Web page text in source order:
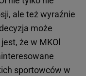
ale też wyraźnie
może
że w MKOl
sportowców w